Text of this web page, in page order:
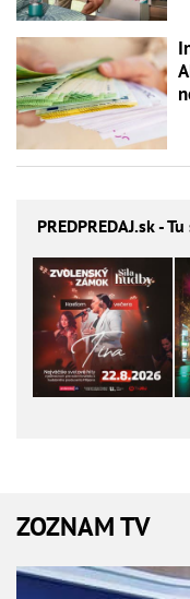
PREDPREDAJ.sk -
ZOZNAM TV